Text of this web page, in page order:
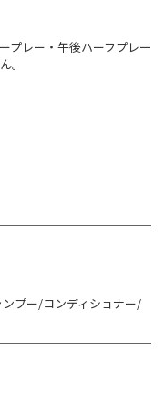
プレー・午後ハーフプレー
。
プー/コンディショナー/